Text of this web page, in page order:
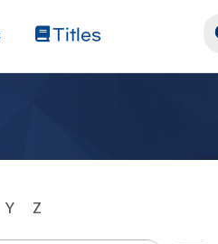
Titles
Y Z